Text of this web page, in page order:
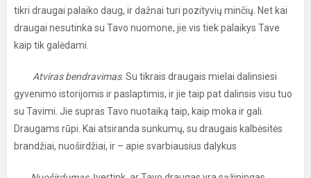
tikri draugai palaiko daug, ir dažnai turi pozityvių minčių. Net kai
draugai nesutinka su Tavo nuomone, jie vis tiek palaikys Tave
kaip tik galėdami.
Atviras bendravimas. Su tikrais draugais mielai dalinsiesi
gyvenimo istorijomis ir paslaptimis, ir jie taip pat dalinsis visu tuo
su Tavimi. Jie supras Tavo nuotaiką taip, kaip moka ir gali.
Draugams rūpi. Kai atsiranda sunkumų, su draugais kalbėsitės
brandžiai, nuoširdžiai, ir – apie svarbiausius dalykus